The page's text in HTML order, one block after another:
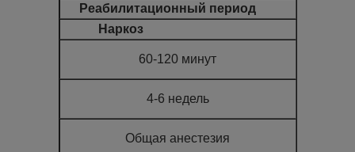
Реабилитационный период
Наркоз
60-120 минут
4-6 недель
Общая анестезия